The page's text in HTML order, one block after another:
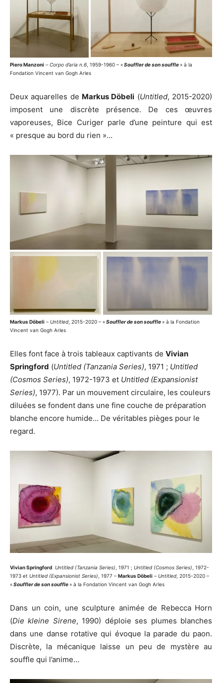
Piero Manzoni – Corpo d’aria n.6 , 1959-1960 – «Souffler de son souffle » à la
Fondation Vincent van Gogh Arles
Deux aquarelles de Markus Döbeli (Untitled, 2015-2020)
imposent une discrète présence. De ces œuvres
vaporeuses, Bice Curiger parle d’une peinture qui est
« presque au bord du rien »…
Markus Döbeli – Untitled , 2015-2020 – «Souffler de son souffle » à la Fondation
Vincent van Gogh Arles
Elles font face à trois tableaux captivants de Vivian
Springford (Untitled (Tanzania Series), 1971 ; Untitled
(Cosmos Series), 1972-1973 et Untitled (Expansionist
Series), 1977). Par un mouvement circulaire, les couleurs
diluées se fondent dans une fine couche de préparation
blanche encore humide… De véritables pièges pour le
regard.
Vivian Springford Untitled (Tanzania Series) , 1971 ; Untitled (Cosmos Series) , 1972-
1973 et Untitled (Expansionist Series) , 1977 – Markus Döbeli – Untitled , 2015-2020 –
«Souffler de son souffle » à la Fondation Vincent van Gogh Arles
Dans un coin, une sculpture animée de Rebecca Horn
(Die kleine Sirene, 1990) déploie ses plumes blanches
dans une danse rotative qui évoque la parade du paon.
Discrète, la mécanique laisse un peu de mystère au
souffle qui l’anime…